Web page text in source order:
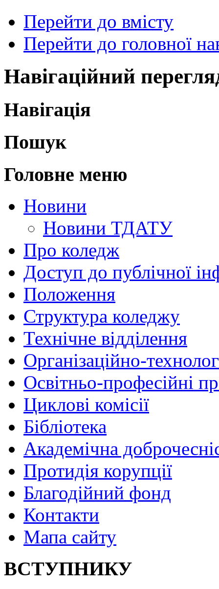
Перейти до вмісту
Перейти до головної
Навігаційний
Навігація
Пошук
Головне меню
Новини
Новини ТДАТУ
Про коледж
Доступ до публічної
Положення
Структура коледжу
Технічне відділення
Організаційно-
Освітньо-професійні
Циклові комісії
Бібліотека
Академічна
Протидія корупції
Благодійний фонд
Контакти
Мапа сайту
ВСТУПНИКУ